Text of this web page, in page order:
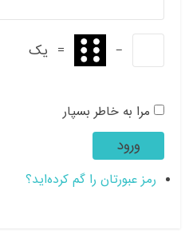
−
= یک
مرا به خاطر بسپار
ورود
رمز عبورتان را گم کرده‌اید؟